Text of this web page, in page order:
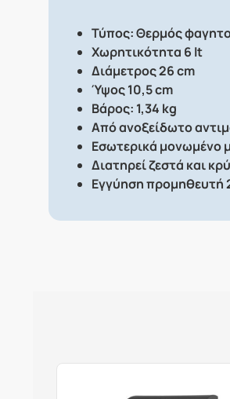
Τύπος: Θερμός
Χωρητικότητα 6 lt
Διάμετρος 26 cm
Ύψος 10,5 cm
Βάρος: 1,34 kg
Aπό ανοξείδωτο
Eσωτερικά μονωμένο
Διατηρεί ζεστά και
Εγγύηση προμηθευτή